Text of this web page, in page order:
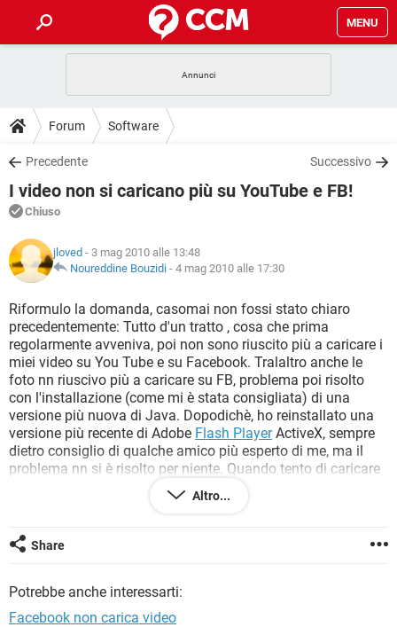
MENU
INTRATTENIMENTO
iOS
INSTAGRAM WHATSAPP
TIKTOK
HARDWARE
GUIDE
COVID-19
iOS
INSTAGRAM
TIKTOK FACEBOOK
DOWNLOAD
COVID-19 GAMING
INTRATTENIMENTO
iOS
INSTAGRAM
TIKTOK FACEBOOK
HARDWARE
FORUM
COVID-19
INTRATTENIMENTO ANDROID
INSTAGRAM WHATSAPP
TIKTOK FACEBOOK
HARDWARE
GLOSSARIO
COVID-19
INTRATTENIMENTO ANDROID
iOS WINDOWS 10
INSTAGRAM WHATSAPP
TIKTOK FACEBOOK
HARDWARE
Forum Software
Precedente Successivo
I video non si caricano più su YouTube e FB!
Chiuso
jloved - 3 mag 2010 alle 13:48
Noureddine Bouzidi - 4 mag 2010 alle 17:30
Riformulo la domanda, casomai non fossi stato chiaro
precedentemente: Tutto d'un tratto , cosa che prima
regolarmente avveniva, poi non sono riuscito più a caricare i
miei video su You Tube e su Facebook. Tralaltro anche le
foto nn riuscivo più a caricare su FB, problema poi risolto
con l'installazione (come mi è stata consigliata) di una
versione più nuova di Java. Dopodichè, ho reinstallato una
versione più recente di Adobe Flash PlayerActiveX, sempre
dietro consiglio di qualche amico più esperto di me, ma il
problema nn si è risolto per niente. Quando tento di caricare
un video sia su Facebook, che su You Tube, nel momento in
cui apro il file-video, si blocca tutta la pagina (scusate, se
costretto, in alcuni casi a resettare il PC.
Pertanto detto, chiedo una soluzione. Grazie
Altro...
Share
Potrebbe anche interessarti:
Facebook non carica video